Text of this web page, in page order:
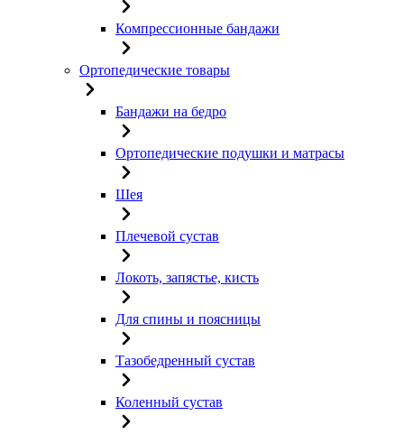
Компрессионные бандажи
Ортопедические товары
Бандажи на бедро
Ортопедические подушки и матрасы
Шея
Плечевой сустав
Локоть, запястье, кисть
Для спины и поясницы
Тазобедренный сустав
Коленный сустав